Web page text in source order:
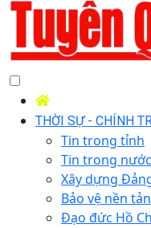
THỜI SỰ - CHÍNH
Tin trong tỉnh
Tin trong nước
Xây dựng
Bảo vệ nền
Đạo đức Hồ